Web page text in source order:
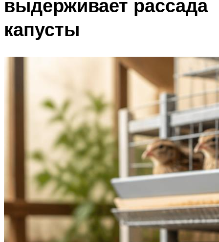
выдерживает рассада
капусты